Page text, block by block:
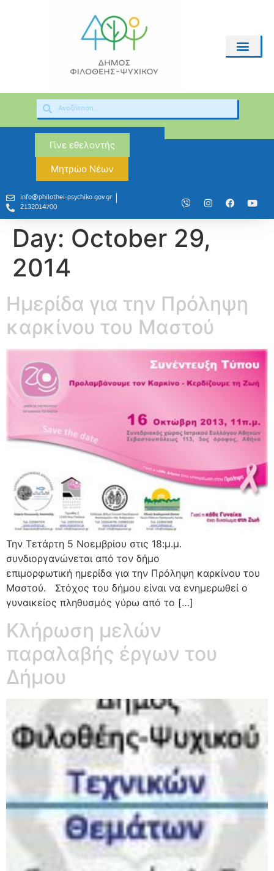
Γίνε εθελοντής
Μητρώο Νέων
info@philothei-psychiko.gov.gr
2132014700
Day: October 29,
2014
Ημερίδα για την Πρόληψη
καρκίνου του Μαστού
Την Τετάρτη 5 Νοεμβρίου στις 18:μ.μ.
συνδιοργανώνεται από τον δήμο
επιμορφωτική ημερίδα για την Πρόληψη καρκίνου του
Μαστού. Στόχος του δήμου είναι να ενημερωθεί ο
γυναικείος πληθυσμός γύρω από το […]
Κλήρωση μελών
παραλαβής έργων του
Δήμου